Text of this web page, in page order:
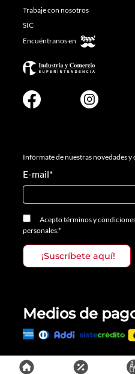
Trabaje con nosotros
SIC
Encuéntranos en
Infórmate de nuestras novedades y
E-mail*
Aceptotérminos y
personales.*
Medios de
Todos los derechos reservados,